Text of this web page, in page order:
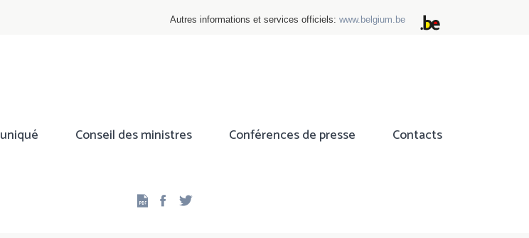
Autres informations et services officiels: www.belgium.be
Conseil des ministres Conférences de presse Contacts
Facebook